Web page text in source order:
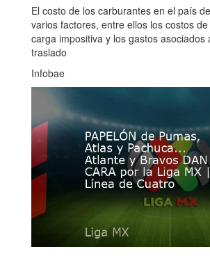
El costo de los carburantes en el país
varios factores, entre ellos los costos
carga impositiva y los gastos asociados
traslado
Infobae